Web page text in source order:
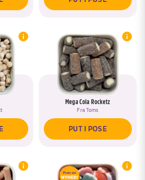
Mega Cola Rocketz
Fra Toms
PUT I POSE